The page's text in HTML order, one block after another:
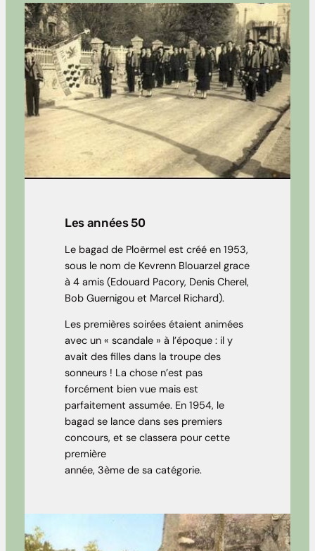
Les années 50
Le bagad de Ploërmel est créé en 1953,
sous le nom de Kevrenn Blouarzel grace
à 4 amis (Edouard Pacory, Denis Cherel,
Bob Guernigou et Marcel Richard).
Les premières soirées étaient animées
avec un « scandale » à l’époque : il y
avait des filles dans la troupe des
sonneurs ! La chose n’est pas
forcément bien vue mais est
parfaitement assumée. En 1954, le
bagad se lance dans ses premiers
concours, et se classera pour cette
première
année, 3ème de sa catégorie.